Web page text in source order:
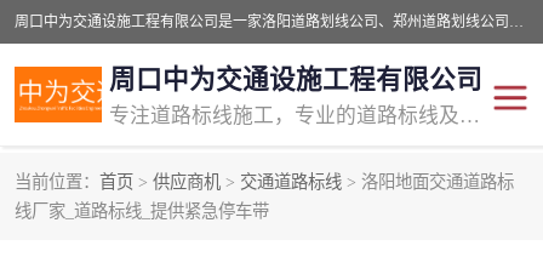
周口中为交通设施工程有限公司是一家洛阳道路划线公司、郑州道路划线公司、平顶山道路车位划线公司、开封车位划线公司、许昌道路车位划线公司、漯河道路车位划线公司，公司始终坚持“诚信、匠心、专注”的宗旨；我们的经营理念是：的服务。
周口中为交通设施工程有限公司
专注道路标线施工，专业的道路标线及交通设施施工服务商!
当前位置： 首页 > 供应商机 > 交通道路标线 > 洛阳地面交通道路标
线厂家_道路标线_提供紧急停车带
交通道路标线